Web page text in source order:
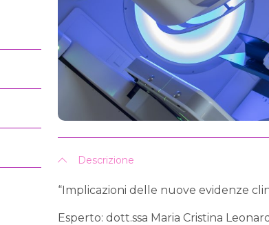
Descrizione
“Implicazioni delle nuove evidenze
Esperto: dott.ssa Maria Cristina